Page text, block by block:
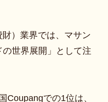
）業界では、マサン
世界展開」として注
Coupangでの1位は、